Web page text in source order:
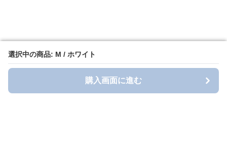
選択中の商品: M / ホワイト
購入画面に進む
選択中の商品: M / ホワイト
購入画面に進む